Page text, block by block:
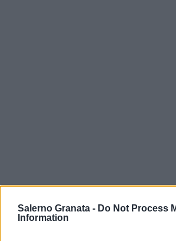
Salerno Granata - Do Not Process
Information